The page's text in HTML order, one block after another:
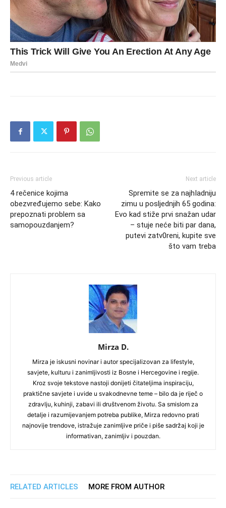
Previous article
4 rečenice kojima
obezvređujemo sebe: Kako
prepoznati problem sa
samopouzdanjem?
Next article
Spremite se za najhIadniju
zimu u posljednjih 65 godina:
Evo kad stiže prvi snažan udar
– stuje neće biti par dana,
putevi zatv0reni, kupite sve
što vam treba
Mirza D.
Mirza je iskusni novinar i autor specijalizovan za lifestyle,
savjete, kulturu i zanimljivosti iz Bosne i Hercegovine i regije.
Kroz svoje tekstove nastoji donijeti čitateljima inspiraciju,
praktične savjete i uvide u svakodnevne teme – bilo da je riječ o
zdravlju, kuhinji, zabavi ili društvenom životu. Sa smislom za
detalje i razumijevanjem potreba publike, Mirza redovno prati
najnovije trendove, istražuje zanimljive priče i piše sadržaj koji je
informativan, zanimljiv i pouzdan.
RELATED ARTICLES MORE FROM AUTHOR